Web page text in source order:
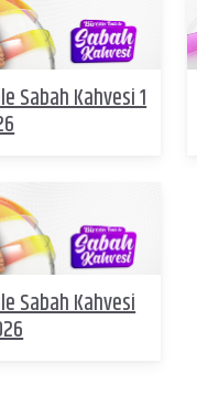
Sabah Kahvesi 1
Sabah Kahvesi